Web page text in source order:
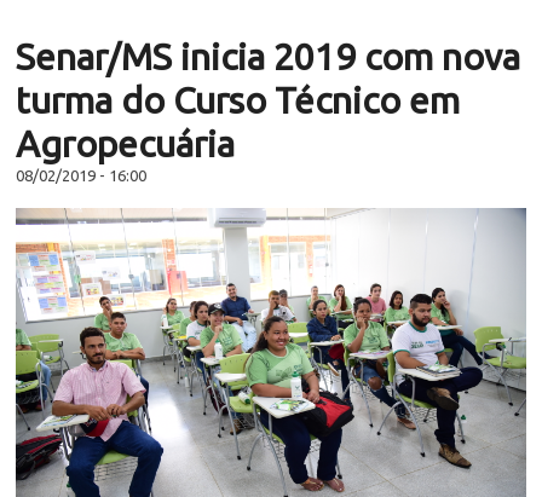
Senar/MS inicia 2019 com nova
turma do Curso Técnico em
Agropecuária
08/02/2019 - 16:00